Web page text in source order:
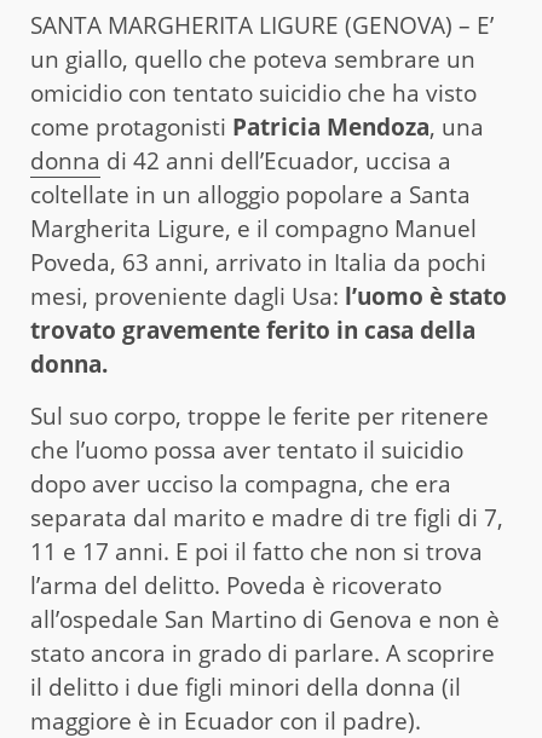
SANTA MARGHERITA LIGURE (GENOVA) – E’
un giallo, quello che poteva sembrare un
omicidio con tentato suicidio che ha visto
come protagonisti Patricia Mendoza, una
donna di 42 anni dell’Ecuador, uccisa a
coltellate in un alloggio popolare a Santa
Margherita Ligure, e il compagno Manuel
Poveda, 63 anni, arrivato in Italia da pochi
mesi, proveniente dagli Usa: l’uomo è stato
trovato gravemente ferito in casa della
donna.
Sul suo corpo, troppe le ferite per ritenere
che l’uomo possa aver tentato il suicidio
dopo aver ucciso la compagna, che era
separata dal marito e madre di tre figli di 7,
11 e 17 anni. E poi il fatto che non si trova
l’arma del delitto. Poveda è ricoverato
all’ospedale San Martino di Genova e non è
stato ancora in grado di parlare. A scoprire
il delitto i due figli minori della donna (il
maggiore è in Ecuador con il padre).